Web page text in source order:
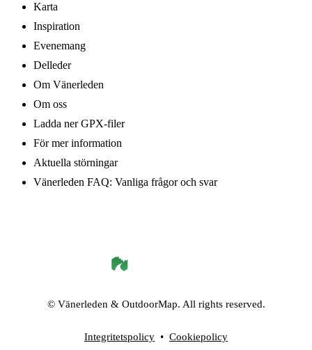
Karta
Inspiration
Evenemang
Delleder
Om Vänerleden
Om oss
Ladda ner GPX-filer
För mer information
Aktuella störningar
Vänerleden FAQ: Vanliga frågor och svar
© Vänerleden & OutdoorMap. All rights reserved.
Integritetspolicy • Cookiepolicy